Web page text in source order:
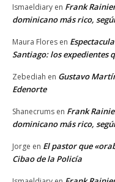
Ismaeldiary en Frank
dominicano más rico,
Maura Flores en
Santiago: los expedientes
Zebediah en Gustavo
Edenorte
Shanecrums en Frank
dominicano más rico,
Jorge en El pastor que
Cibao de la Policía